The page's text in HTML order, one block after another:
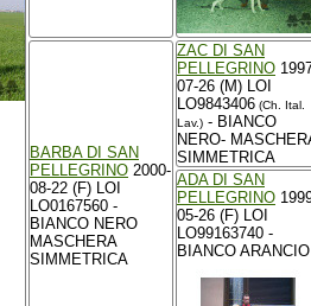
BARBA DI SAN
PELLEGRINO 2000-
08-22 (F) LOI
LO0167560 -
BIANCO NERO
MASCHERA
SIMMETRICA
ZAC DI SAN
PELLEGRINO
07-26 (M) LOI
LO9843406 (Ch. Ital.
Lav.) - BIANCO
NERO-
SIMMETRICA
ADA DI SAN
PELLEGRINO
05-26 (F) LOI
LO99163740 -
BIANCO ARANCIO